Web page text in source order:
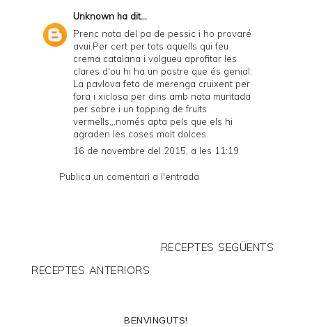
Unknown ha dit...
Prenc nota del pa de pessic i ho provaré
avui.Per cert per tots aquells qui feu
crema catalana i volgueu aprofitar les
clares d'ou hi ha un postre que és genial:
La pavlova feta de merenga cruixent per
fora i xiclosa per dins amb nata muntada
per sobre i un topping de fruits
vermells,,,només apta pels que els hi
agraden les coses molt dolces.
16 de novembre del 2015, a les 11:19
Publica un comentari a l'entrada
RECEPTES SEGÜENTS
RECEPTES ANTERIORS
BENVINGUTS!